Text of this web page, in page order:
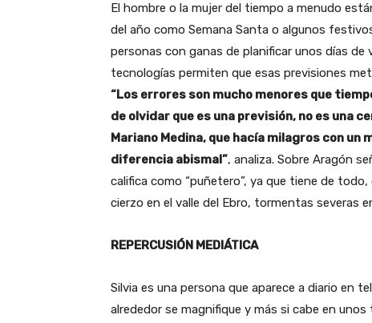
El hombre o la mujer del tiempo a menudo
del año como Semana Santa o algunos
personas con ganas de planificar unos días
tecnologías permiten que esas previsiones
“Los errores son mucho menores que
de olvidar que es una previsión, no es una
Mariano Medina, que hacía milagros con un
diferencia abismal”, analiza. Sobre Aragón
califica como “puñetero”, ya que tiene de
cierzo en el valle del Ebro, tormentas severas
REPERCUSIÓN MEDIÁTICA
Silvia es una persona que aparece a diario en
alrededor se magnifique y más si cabe en